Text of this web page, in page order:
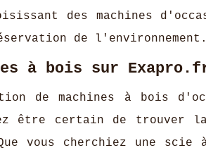
des machines
de l'environnement.
à bois sur
de machines à bois
être certain de trouver
vous cherchiez une scie